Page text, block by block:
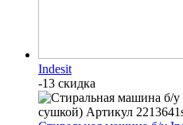
Indesit
-13 скидка